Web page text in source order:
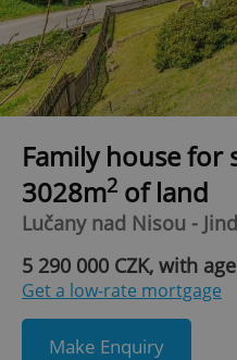
Family house for
3028m2 of land
Lučany nad Nisou -
5 290 000 CZK, with
Get a low-rate mortgage
Make Enquiry